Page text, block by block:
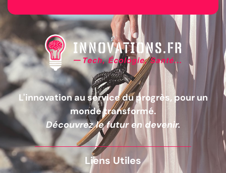
L'innovation au service du progrès, pour un
monde transformé.
Découvrez le futur en devenir.
Liens Utiles